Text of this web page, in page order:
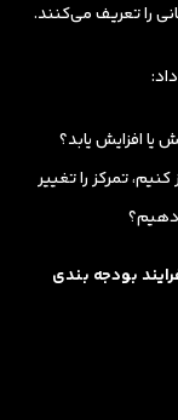
را تعریف می‌کنند.
یا افزایش یابد؟
تمرکز را تغییر
دهیم؟
بودجه بندی